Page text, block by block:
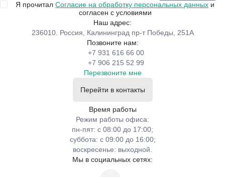
Я прочитал Согласие на обработку персональных данных и
согласен с условиями
Наш адрес:
236010. Россия, Калининград пр-т Победы, 251А
Позвоните нам:
+7 931 616 66 00
+7 906 215 52 99
Перезвоните мне
Перейти в контакты
Время работы
Режим работы офиса:
пн-пят: с 08:00 до 17:00;
суббота: с 09:00 до 16:00;
воскресенье: выходной.
Мы в социальных сетях: